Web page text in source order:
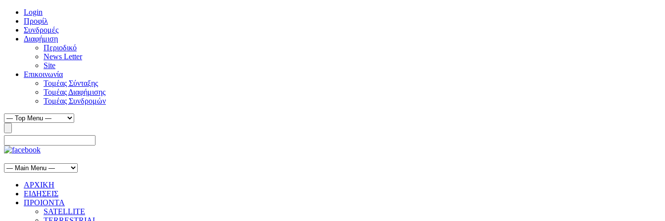
Login
Προφίλ
Συνδρομές
Διαφήμιση
Περιοδικό
News Letter
Site
Επικοινωνία
Τομέας Σύνταξης
Τομέας Διαφήμισης
Τομέας Συνδρομών
ΑΡΧΙΚΗ
ΕΙΔΗΣΕΙΣ
ΠΡΟΙΟΝΤΑ
SATELLITE